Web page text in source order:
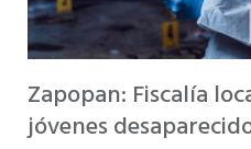
Zapopan: Fiscalía
jóvenes